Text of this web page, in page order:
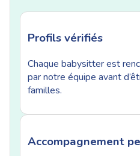
Profils vérifiés
Chaque babysitter est
par notre équipe avant
familles.
Accompagnement